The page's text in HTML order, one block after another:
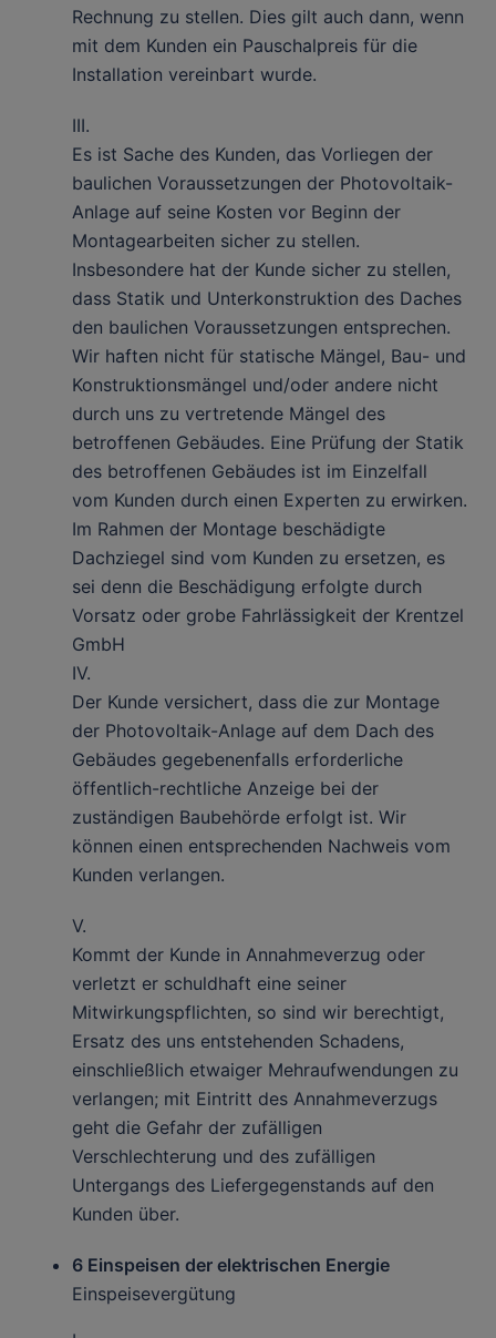
Rechnung zu stellen. Dies gilt auch dann, wenn
mit dem Kunden ein Pauschalpreis für die
Installation vereinbart wurde.
III.
Es ist Sache des Kunden, das Vorliegen der
baulichen Voraussetzungen der Photovoltaik-
Anlage auf seine Kosten vor Beginn der
Montagearbeiten sicher zu stellen.
Insbesondere hat der Kunde sicher zu stellen,
dass Statik und Unterkonstruktion des Daches
den baulichen Voraussetzungen entsprechen.
Wir haften nicht für statische Mängel, Bau- und
Konstruktionsmängel und/oder andere nicht
durch uns zu vertretende Mängel des
betroffenen Gebäudes. Eine Prüfung der Statik
des betroffenen Gebäudes ist im Einzelfall
vom Kunden durch einen Experten zu erwirken.
Im Rahmen der Montage beschädigte
Dachziegel sind vom Kunden zu ersetzen, es
sei denn die Beschädigung erfolgte durch
Vorsatz oder grobe Fahrlässigkeit der Krentzel
GmbH
IV.
Der Kunde versichert, dass die zur Montage
der Photovoltaik-Anlage auf dem Dach des
Gebäudes gegebenenfalls erforderliche
öffentlich-rechtliche Anzeige bei der
zuständigen Baubehörde erfolgt ist. Wir
können einen entsprechenden Nachweis vom
Kunden verlangen.
V.
Kommt der Kunde in Annahmeverzug oder
verletzt er schuldhaft eine seiner
Mitwirkungspflichten, so sind wir berechtigt,
Ersatz des uns entstehenden Schadens,
einschließlich etwaiger Mehraufwendungen zu
verlangen; mit Eintritt des Annahmeverzugs
geht die Gefahr der zufälligen
Verschlechterung und des zufälligen
Untergangs des Liefergegenstands auf den
Kunden über.
6 Einspeisen der elektrischen Energie
Einspeisevergütung